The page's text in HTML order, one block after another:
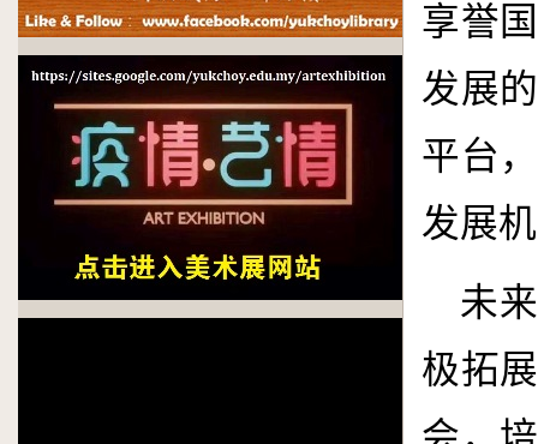
享誉
发展
平台
发展
未
极拓